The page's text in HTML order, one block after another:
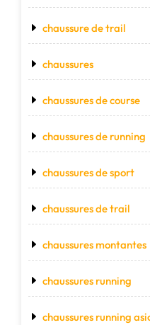
chaussure de trail
chaussures
chaussures de course
chaussures de running
chaussures de sport
chaussures de trail
chaussures montantes
chaussures running
chaussures running